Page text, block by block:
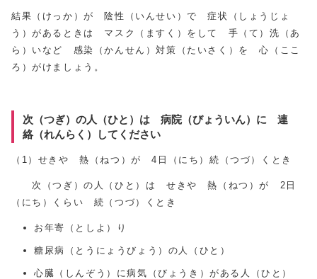
結果（けっか）が 陰性（いんせい）で 症状（しょうじょ
う）があるときは マスク（ますく）をして 手（て）洗（あ
ら）いなど 感染（かんせん）対策（たいさく）を 心（ここ
ろ）がけましょう。
次（つぎ）の人（ひと）は 病院（びょういん）に 連
絡（れんらく）してください
（1）せきや 熱（ねつ）が 4日（にち）続（つづ）くとき
次（つぎ）の人（ひと）は せきや 熱（ねつ）が 2日
（にち）くらい 続（つづ）くとき
お年寄（としよ）り
糖尿病（とうにょうびょう）の人（ひと）
心臓（しんぞう）に病気（びょうき）がある人（ひと）